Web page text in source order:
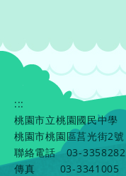
:::
桃園市立桃園國民中學
桃園市桃園區莒光街2號
聯絡電話
03-3358282
傳真
03-3341005